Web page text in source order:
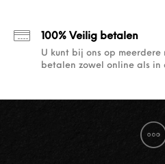
100% Veilig betalen
U kunt bij ons op
betalen zowel online als in